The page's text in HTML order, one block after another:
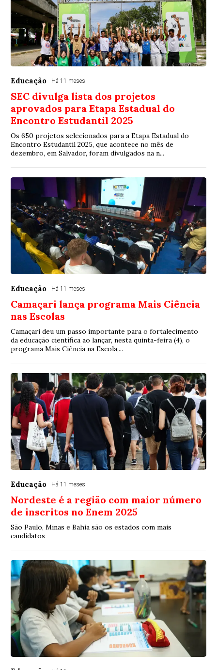
Educação Há 11 meses
SEC divulga lista dos projetos
aprovados para Etapa Estadual do
Encontro Estudantil 2025
Os 650 projetos selecionados para a Etapa Estadual do
Encontro Estudantil 2025, que acontece no mês de
dezembro, em Salvador, foram divulgados na n...
Educação Há 11 meses
Camaçari lança programa Mais Ciência
nas Escolas
Camaçari deu um passo importante para o fortalecimento
da educação científica ao lançar, nesta quinta-feira (4), o
programa Mais Ciência na Escola,...
Educação Há 11 meses
Nordeste é a região com maior número
de inscritos no Enem 2025
São Paulo, Minas e Bahia são os estados com mais
candidatos